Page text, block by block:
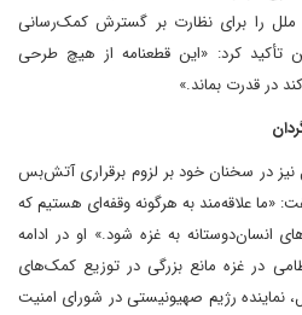
ملل را برای نظارت بر گسترش کمک‌رسانی
تأکید کرد: «این قطعنامه از هیچ طرحی
در قدرت بماند.»
نیز در سخنان خود بر لزوم برقراری آتش‌بس
«ما علاقه‌مند به هرگونه وقفه‌ای هستیم که
به غزه شود.» او در ادامه
در غزه مانع بزرگی در توزیع کمک‌های
نماینده رژیم صهیونیستی در شورای امنیت